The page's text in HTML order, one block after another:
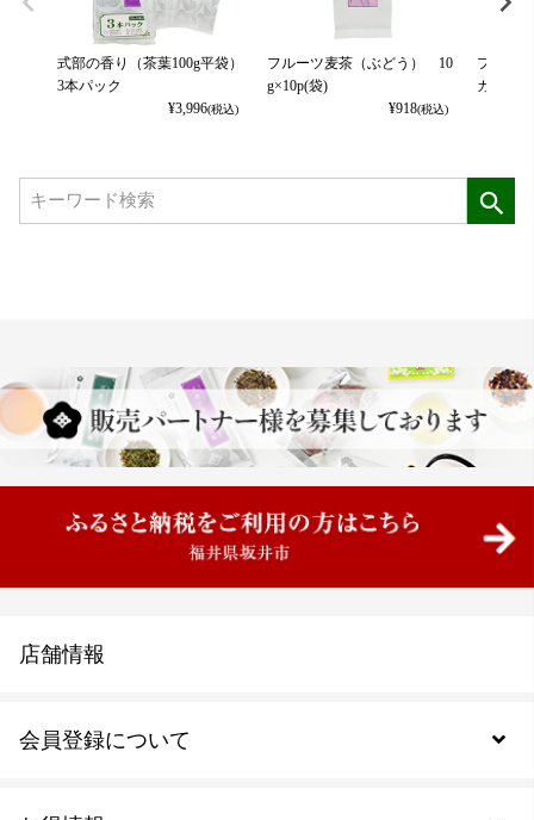
式部の香り（茶葉100g平袋）
3本パック
¥3,996(税込)
フルーツ麦茶（ぶどう） 10
g×10p(袋)
¥918(税込)
フルー
カット
会員登録について
店舗情報